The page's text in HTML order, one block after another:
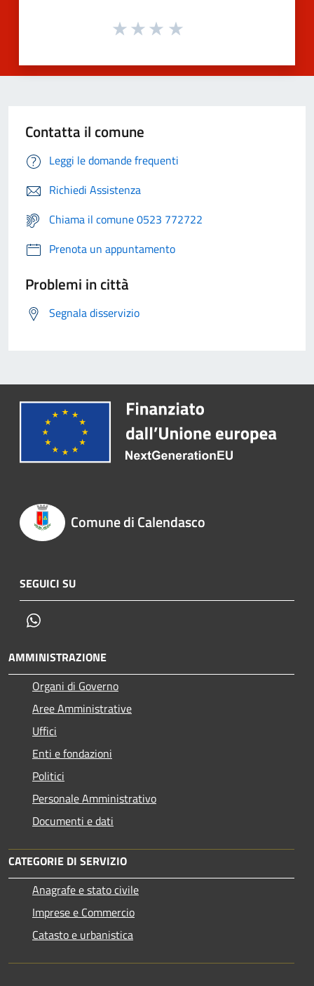
Contatta il comune
Leggi le domande frequenti
Richiedi Assistenza
Chiama il comune 0523 772722
Prenota un appuntamento
Problemi in città
Segnala disservizio
Comune di Calendasco
SEGUICI SU
AMMINISTRAZIONE
Organi di Governo
Aree Amministrative
Uffici
Enti e fondazioni
Politici
Personale Amministrativo
Documenti e dati
CATEGORIE DI SERVIZIO
Anagrafe e stato civile
Imprese e Commercio
Catasto e urbanistica